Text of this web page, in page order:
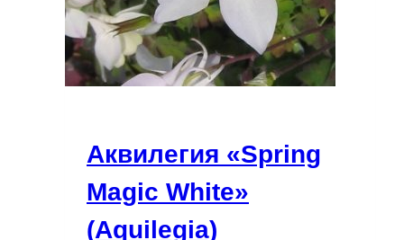
Аквилегия «Spring
Magic White»
(Aquilegia)